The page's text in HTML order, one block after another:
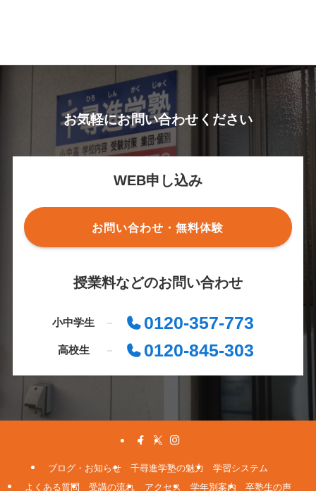
お気軽にお問い合わせください
WEB申し込み
お問い合わせ・無料体験
授業料などのお問い合わせ
小中学生 0120-357-773
高校生 0120-845-303
ブログ・お知らせ 千尋進学塾の魅力
学習システム
よくある質問
受講の流れ アクセス 学年別案内 卒塾生の声